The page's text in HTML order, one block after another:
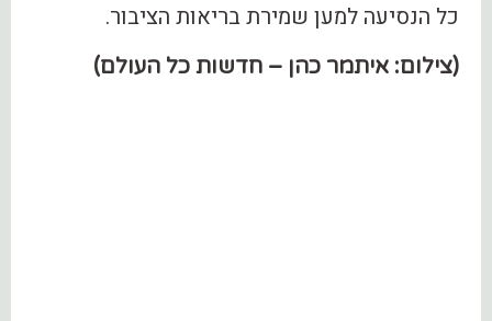
כל הנסיעה למען שמירת בריאות הציבור.
(צילום: איתמר כהן – חדשות כל העולם)